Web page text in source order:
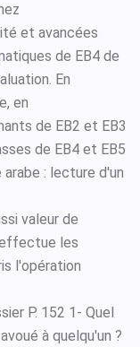
et avancées
de EB4 de
En
en
de EB2 et EB3
de EB4 et EB5
arabe : lecture d'un
valeur de
les
l'opération
P. 152 1- Quel
à quelqu'un ?